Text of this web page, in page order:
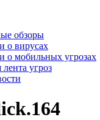
обзоры
о вирусах
о мобильных угрозах
лента угроз